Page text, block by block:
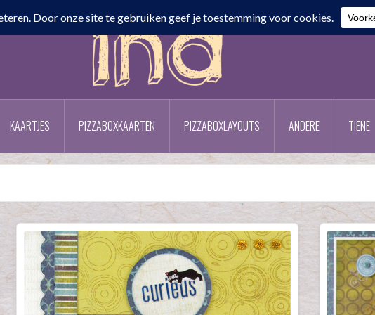
KAARTJES PIZZABOXKAARTEN PIZZABOXLAYOUTS ANDERE TIENE